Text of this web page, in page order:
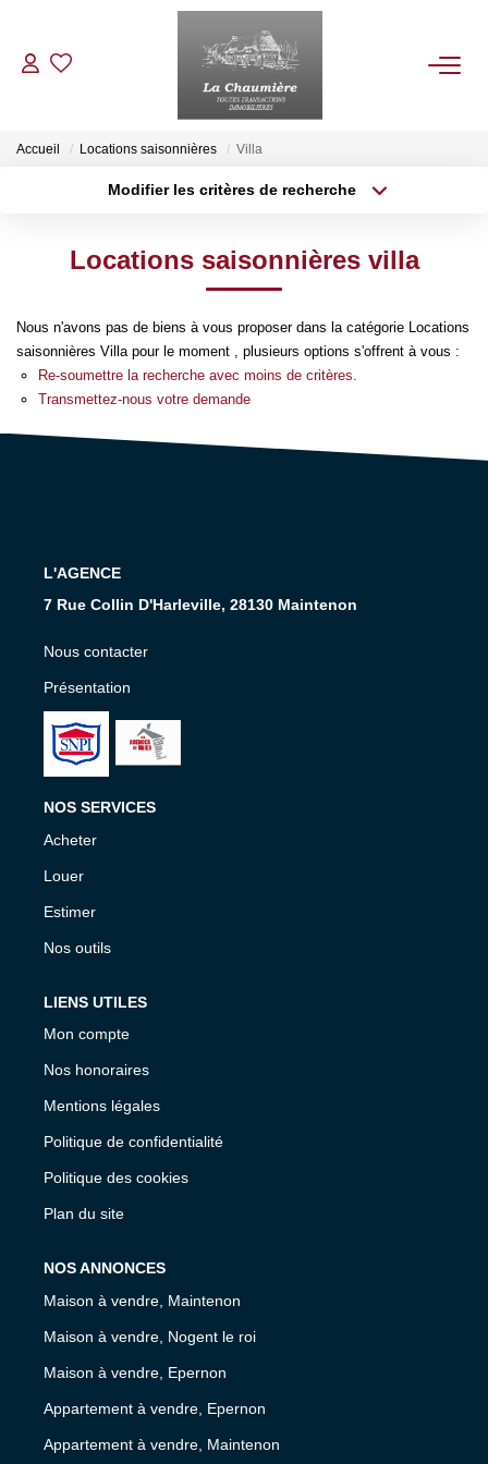
ACHETER
ESTIMER
NOS BIENS VENDUS
NOTRE AGENCE
Qui Sommes Nous
Accueil Locations saisonnières Villa
Modifier les critères de recherche
Type de bien
Budget max Plus de critères
Locations saisonnières villa
Nous n'avons pas de biens à vous proposer dans la catégorie Locations
saisonnières Villa pour le moment , plusieurs options s'offrent à vous :
Re-soumettre la recherche avec moins de critères.
Transmettez-nous votre demande
L'AGENCE
7 Rue Collin D'Harleville, 28130 Maintenon
Nous contacter
Présentation
NOS SERVICES
Acheter
Louer
Estimer
Nos outils
LIENS UTILES
Mon compte
Nos honoraires
Mentions légales
Politique de confidentialité
Politique des cookies
Plan du site
NOS ANNONCES
Maison à vendre, Maintenon
Maison à vendre, Nogent le roi
Maison à vendre, Epernon
Appartement à vendre, Epernon
Appartement à vendre, Maintenon